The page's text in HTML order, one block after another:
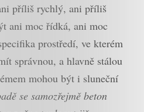
příliš rychlý, ani příliš
ani moc řídká, ani moc
prostředí, ve kterém
správnou, a hlavně stálou
mohou být i sluneční
se samozřejmě beton